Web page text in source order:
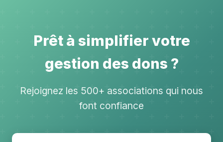
Prêt à simplifier votre
gestion des dons ?
Rejoignez les 500+ associations qui nous
font confiance